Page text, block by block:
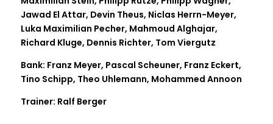
Jawad El Attar, Devin Theus, Niclas Herrn-Meyer,
Luka Maximilian Pecher, Mahmoud Alghajar,
Richard Kluge, Dennis Richter, Tom Viergutz
Bank: Franz Meyer, Pascal Scheuner, Franz Eckert,
Tino Schipp, Theo Uhlemann, Mohammed Annoon
Trainer: Ralf Berger